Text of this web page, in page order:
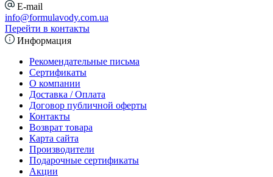
E-mail
info@formulavody.com.ua
Перейти в контакты
Информация
Рекомендательные письма
Сертификаты
О компании
Доставка / Оплата
Договор публичной оферты
Контакты
Возврат товара
Карта сайта
Производители
Подарочные сертификаты
Акции